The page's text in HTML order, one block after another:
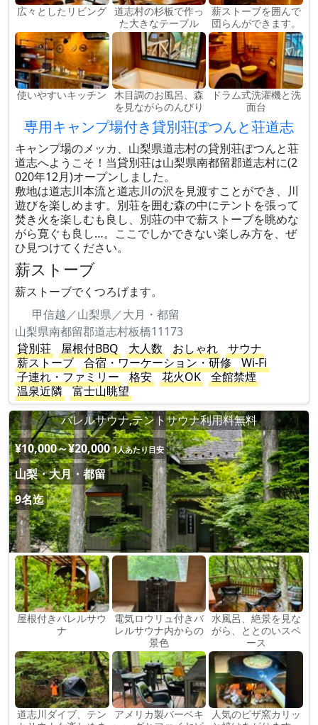
広々としたリビング 道志村の杉板で作っ
た大きなテーブル
薪ストーブを囲んで
団らんができます。
使いやすいキッチン
木目調のお風呂、森
を見ながらのんびり
ドラム式洗濯機と洗
面台
専用キャンプ場付き貸別荘ぽつんと荘道志
キャンプ場のメッカ、山梨県道志村の貸別荘ぽつんと荘
道志へようこそ！当貸別荘は山梨県南都留郡道志村に(2
020年12月)オープンしました。
敷地は道志川本流と道志川の沢を見渡すことができ、​川
遊びを楽しめます。別荘を囲む森の中にテントを張って
焚き火を楽しむも良し、別荘の中で薪ストーブを眺めな
がら寛ぐも良し…。ここでしかできない楽しみ方を、ぜ
ひ見つけてください。
薪ストーブ
薪ストーブでくつろげます。
甲信越／山梨県／大月・都留
山梨県南都留郡道志村板橋11173
貸別荘
屋根付BBQ 大人数 おしゃれ
サウナ
薪ストーブ
合宿・ワーケーション・研修
Wi-Fi
子連れ・ファミリー
格安 花火OK
全館禁煙
温泉近隣
富士山眺望
バレルサウナ,テントサウナ利用料無料
¥10,000～¥20,000 1人あたり目安
山梨・大月・都留
9名迄
屋根付きバレルサウ
ナ
電気ロウリュ付きバ
レルサウナ内からの
景色
水風呂、絶景を見な
がら、ととのいスペ
ース
道志川ダイブ、テン
アメリカ製バーベキ
人気のピザ窯カリッ